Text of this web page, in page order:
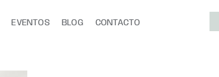
EVENTOS BLOG CONTACTO